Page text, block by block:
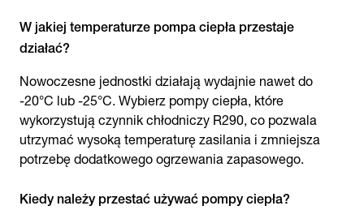
W jakiej temperaturze pompa ciepła przestaje
działać?
Nowoczesne jednostki działają wydajnie nawet do
-20°C lub -25°C. Wybierz pompy ciepła, które
wykorzystują czynnik chłodniczy R290, co pozwala
utrzymać wysoką temperaturę zasilania i zmniejsza
potrzebę dodatkowego ogrzewania zapasowego.
Kiedy należy przestać używać pompy ciepła?